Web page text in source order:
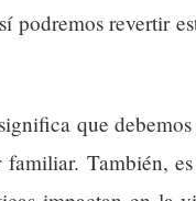
podremos revertir
que
También,